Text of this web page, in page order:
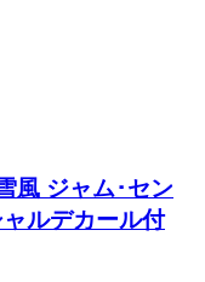
風 ジャム･セン
ルデカール付